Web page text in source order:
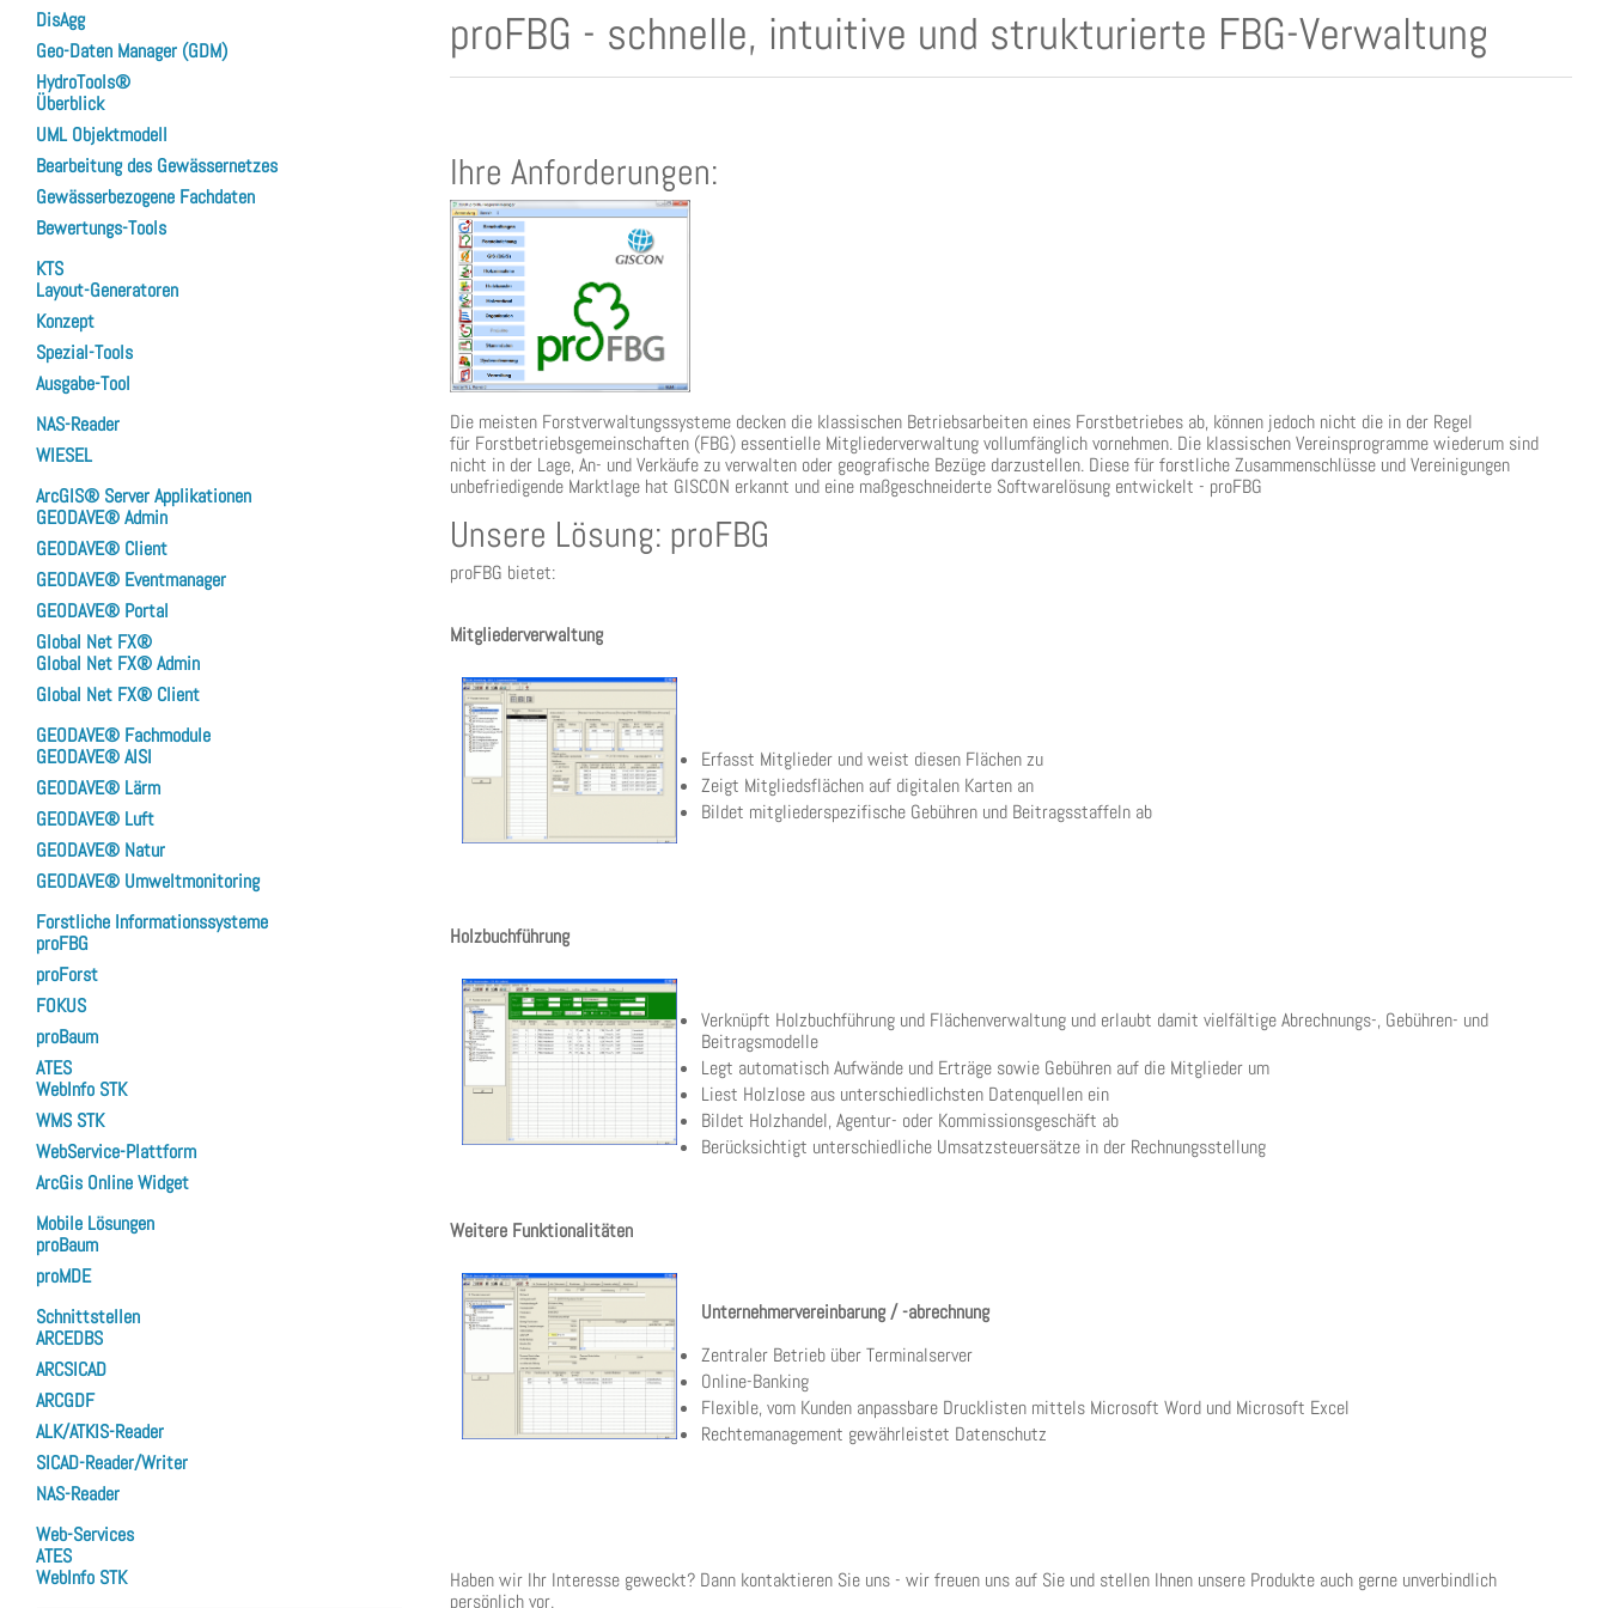
DisAgg
Geo-Daten Manager (GDM)
HydroTools®
Überblick
UML Objektmodell
Bearbeitung des Gewässernetzes
Gewässerbezogene Fachdaten
Bewertungs-Tools
KTS
Layout-Generatoren
Konzept
Spezial-Tools
Ausgabe-Tool
NAS-Reader
WIESEL
ArcGIS® Server Applikationen
GEODAVE® Admin
GEODAVE® Client
GEODAVE® Eventmanager
GEODAVE® Portal
Global Net FX®
Global Net FX® Admin
Global Net FX® Client
GEODAVE® Fachmodule
GEODAVE® AISI
GEODAVE® Lärm
GEODAVE® Luft
GEODAVE® Natur
GEODAVE® Umweltmonitoring
Forstliche Informationssysteme
proFBG
proForst
FOKUS
proBaum
ATES
WebInfo STK
WMS STK
WebService-Plattform
ArcGis Online Widget
Mobile Lösungen
proBaum
proMDE
Schnittstellen
ARCEDBS
ARCSICAD
ARCGDF
ALK/ATKIS-Reader
SICAD-Reader/Writer
NAS-Reader
Web-Services
ATES
WebInfo STK
proFBG - schnelle, intuitive und strukturierte FBG-Verwaltung
Ihre Anforderungen:
Die meisten Forstverwaltungssysteme decken die klassischen Betriebsarbeiten eines Forstbetriebes ab, können jedoch nicht die in der Regel
für Forstbetriebsgemeinschaften (FBG) essentielle Mitgliederverwaltung vollumfänglich vornehmen. Die klassischen Vereinsprogramme wiederum sind
nicht in der Lage, An- und Verkäufe zu verwalten oder geografische Bezüge darzustellen. Diese für forstliche Zusammenschlüsse und Vereinigungen
unbefriedigende Marktlage hat GISCON erkannt und eine maßgeschneiderte Softwarelösung entwickelt - proFBG
Unsere Lösung: proFBG
proFBG bietet:
Mitgliederverwaltung
Erfasst Mitglieder und weist diesen Flächen zu
Zeigt Mitgliedsflächen auf digitalen Karten an
Bildet mitgliederspezifische Gebühren und Beitragsstaffeln ab
Holzbuchführung
Verknüpft Holzbuchführung und Flächenverwaltung und erlaubt damit vielfältige Abrechnungs-, Gebühren- und
Beitragsmodelle
Legt automatisch Aufwände und Erträge sowie Gebühren auf die Mitglieder um
Liest Holzlose aus unterschiedlichsten Datenquellen ein
Bildet Holzhandel, Agentur- oder Kommissionsgeschäft ab
Berücksichtigt unterschiedliche Umsatzsteuersätze in der Rechnungsstellung
Weitere Funktionalitäten
Unternehmervereinbarung / -abrechnung
Zentraler Betrieb über Terminalserver
Online-Banking
Flexible, vom Kunden anpassbare Drucklisten mittels Microsoft Word und Microsoft Excel
Rechtemanagement gewährleistet Datenschutz
Haben wir Ihr Interesse geweckt? Dann kontaktieren Sie uns - wir freuen uns auf Sie und stellen Ihnen unsere Produkte auch gerne unverbindlich
persönlich vor.